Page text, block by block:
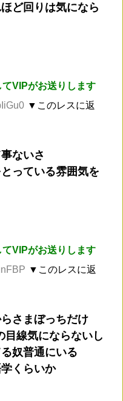
ど回りは気になら
VIPがお送りします
▼このレスに返
ないさ
っている雰囲気を
VIPがお送りします
▼このレスに返
さまぼっちだけ
目線気にならないし
奴普通にいる
くらいか